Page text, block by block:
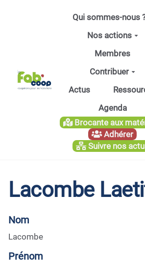
Aller au contenu principal
Qui sommes-nous
Nos actions
Membres
Contribuer
Actus
Agenda
Brocante aux
Adhérer
Suivre nos
Lacombe
Nom
Lacombe
Prénom